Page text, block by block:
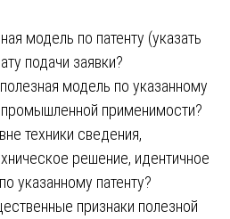
модель по патенту (указать
подачи заявки?
модель по указанному
промышленной применимости?
техники сведения,
решение, идентичное
указанному патенту?
признаки полезной